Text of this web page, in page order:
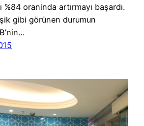
%84 oraninda artırmayı başardı.
gibi görünen durumun